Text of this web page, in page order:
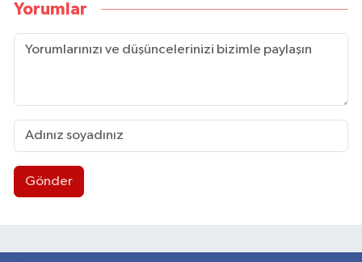
Yorumlar
Gönder